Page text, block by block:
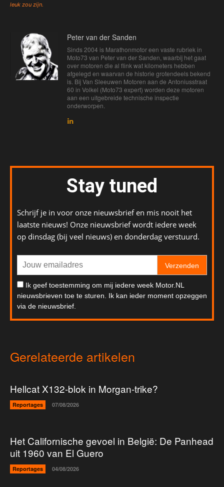
leuk zou zijn.
Peter van der Sanden
Sinds 2004 is Marathonmotor een vaste rubriek in
Moto73 van Peter van der Sanden, waarbij het gaat
over motoren die al flink wat kilometers hebben
afgelegd en waarvan de historie grotendeels bekend
is. Bij Van Sleeuwen Motoren aan de Antoniusstraat
60 in Volkel (Moto73 expert) worden deze motoren
aan een uitgebreide technische inspectie
onderworpen.
Stay tuned
Schrijf je in voor onze nieuwsbrief en mis nooit het
laatste nieuws! Onze nieuwsbrief wordt iedere week
op dinsdag (bij veel nieuws) en donderdag verstuurd.
Verzenden
Ik geef toestemming om mij iedere week Motor.NL
nieuwsbrieven toe te sturen. Ik kan ieder moment opzeggen
via de nieuwsbrief.
Gerelateerde artikelen
Hellcat X132-blok in Morgan-trike?
Reportages 07/08/2026
Het Californische gevoel in België: De Panhead
uit 1960 van El Guero
Reportages 04/08/2026